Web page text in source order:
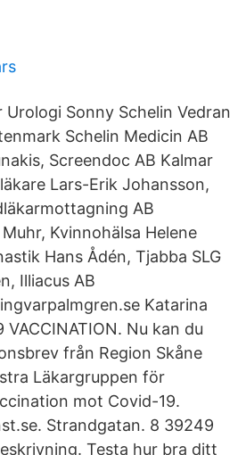
Sonny Schelin Vedran
Schelin Medicin AB
Screendoc AB Kalmar
Lars-Erik Johansson,
AB
Kvinnohälsa Helene
Hans Ådén, Tjabba SLG
Illiacus AB
Katarina
VACCINATION. Nu kan du
från Region Skåne
Läkargruppen för
mot Covid-19.
Strandgatan. 8 39249
Testa hur bra ditt